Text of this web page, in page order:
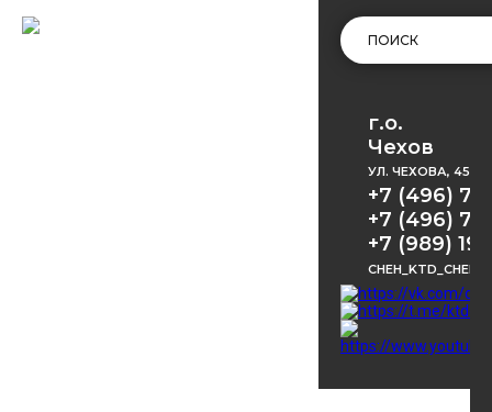
г.о.
Чехов
УЛ. ЧЕХОВА, 45
+7 (496)
+7 (496)
+7 (989)